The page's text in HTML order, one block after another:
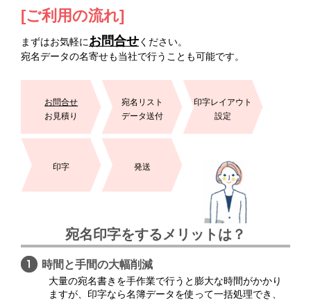
[ご利用の流れ]
まずはお気軽にお問合せください。
宛名データの名寄せも当社で行うことも可能です。
お問合せ
お見積り
宛名リスト
データ送付
印字レイアウト
設定
印字 発送
宛名印字をするメリットは？
時間と手間の大幅削減
大量の宛名書きを手作業で行うと膨大な時間がかかり
ますが、印字なら名簿データを使って一括処理でき、